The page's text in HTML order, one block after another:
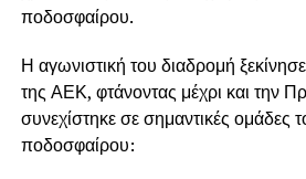
ποδοσφαίρου.
Η αγωνιστική του διαδρομή
της ΑΕΚ, φτάνοντας μέχρι και την
συνεχίστηκε σε σημαντικές ομάδες
ποδοσφαίρου: